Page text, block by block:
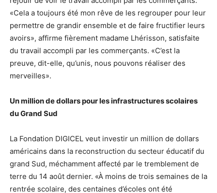
«Cela a toujours été mon rêve de les regrouper pour leur
permettre de grandir ensemble et de faire fructifier leurs
avoirs», affirme fièrement madame Lhérisson, satisfaite
du travail accompli par les commerçants. «C’est la
preuve, dit-elle, qu’unis, nous pouvons réaliser des
merveilles».
Un million de dollars pour les infrastructures scolaires
du Grand Sud
La Fondation DIGICEL veut investir un million de dollars
américains dans la reconstruction du secteur éducatif du
grand Sud, méchamment affecté par le tremblement de
terre du 14 août dernier. «À moins de trois semaines de la
rentrée scolaire, des centaines d’écoles ont été